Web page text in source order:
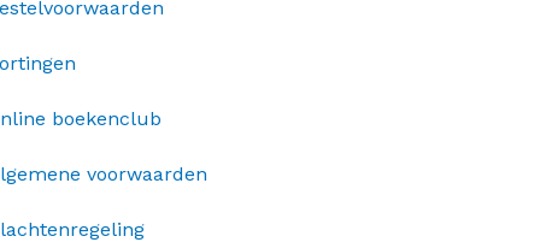
boekenclub
voorwaarden